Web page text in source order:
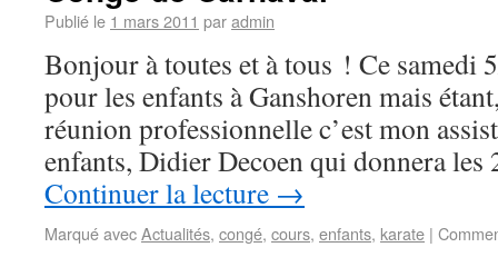
Publié le 1 mars 2011 paradmin
Bonjour à toutes et à tous ! Ce samedi
pour les enfants à Ganshoren mais
réunion professionnelle c’est mon
enfants, Didier Decoen qui donnera
Continuer la lecture →
Marqué avecActualités, congé, cours, enfants, karate |